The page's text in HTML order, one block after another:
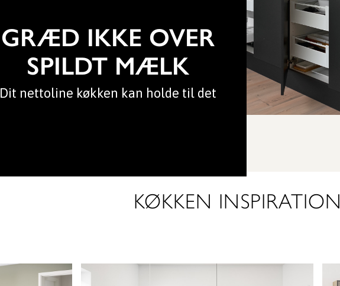
GRÆD IKKE OVER
SPILDT MÆLK
Dit nettoline køkken kan holde til det
KØKKEN INSPIRATION